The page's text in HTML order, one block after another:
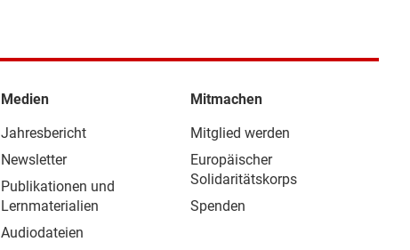
Medien
Jahresbericht
Newsletter
Publikationen und
Lernmaterialien
Audiodateien
Mitmachen
Mitglied werden
Europäischer
Solidaritätskorps
Spenden